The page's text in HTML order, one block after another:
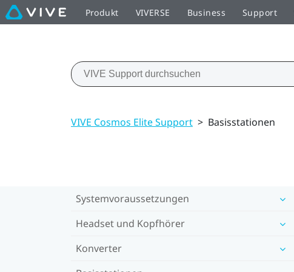
Produkt VIVERSE Business Support
VIVE Cosmos Elite Support > Basisstationen
Systemvoraussetzungen
Headset und Kopfhörer
Konverter